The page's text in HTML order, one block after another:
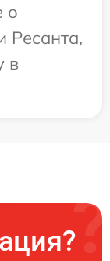
о
Ресанта,
в